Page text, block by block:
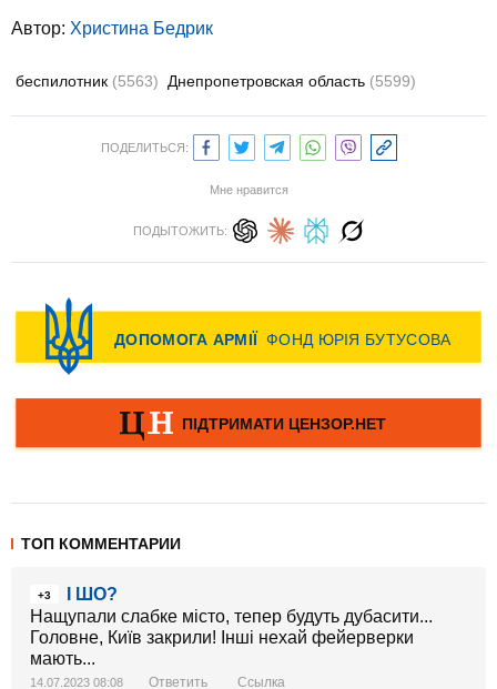
Автор: Христина Бедрик
беспилотник (5563) Днепропетровская область (5599)
ПОДЕЛИТЬСЯ:
Мне нравится
ПОДЫТОЖИТЬ:
ТОП КОММЕНТАРИИ
+3
І ШО?
Нащупали слабке місто, тепер будуть дубасити...
Головне, Київ закрили! Інші нехай фейерверки
мають...
14.07.2023 08:08 Ответить Ссылка